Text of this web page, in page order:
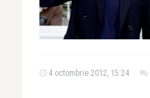
4 octombrie 2012, 15:24